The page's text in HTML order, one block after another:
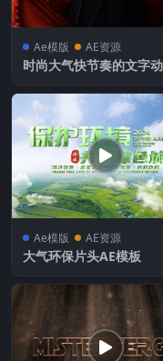
Ae模版 AE资源
时尚大气快节奏的文字
Ae模版 AE资源
大气环保片头AE模板